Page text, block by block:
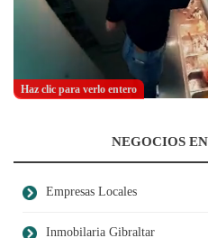
Haz clic para verlo entero
NEGOCIOS
Empresas Locales
Inmobilaria Gibraltar